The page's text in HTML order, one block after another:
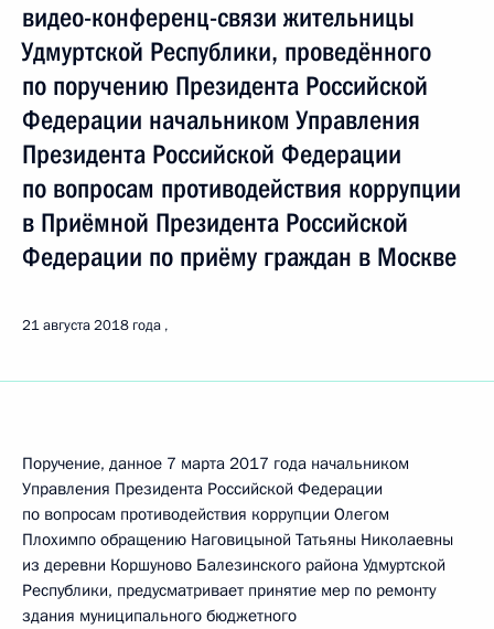
видео-конференц-связи жительницы
Удмуртской Республики, проведённого
по поручению Президента Российской
Федерации начальником Управления
Президента Российской Федерации
по вопросам противодействия коррупции
в Приёмной Президента Российской
Федерации по приёму граждан в Москве
21 августа 2018 года
Поручение, данное 7 марта 2017 года начальником
Управления Президента Российской Федерации
по вопросам противодействия коррупции Олегом
Плохимпо обращению Наговицыной Татьяны Николаевны
из деревни Коршуново Балезинского района Удмуртской
Республики, предусматривает принятие мер по ремонту
здания муниципального бюджетного